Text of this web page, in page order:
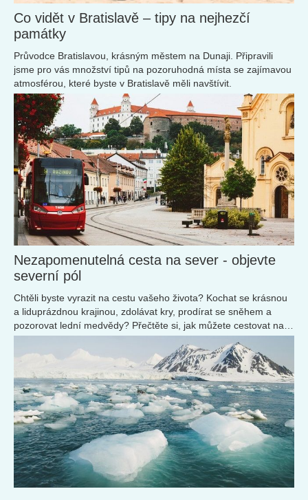
Co vidět v Bratislavě – tipy na nejhezčí
památky
Průvodce Bratislavou, krásným městem na Dunaji. Připravili
jsme pro vás množství tipů na pozoruhodná místa se zajímavou
atmosférou, které byste v Bratislavě měli navštívit.
Nezapomenutelná cesta na sever - objevte
severní pól
Chtěli byste vyrazit na cestu vašeho života? Kochat se krásnou
a liduprázdnou krajinou, zdolávat kry, prodírat se sněhem a
pozorovat lední medvědy? Přečtěte si, jak můžete cestovat na
severní pól.